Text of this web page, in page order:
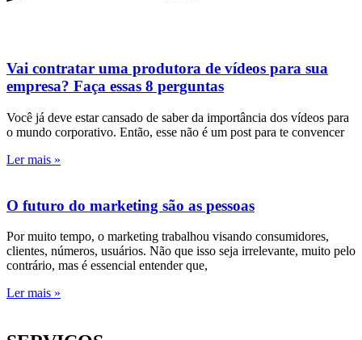
Vai contratar uma produtora de vídeos para sua
empresa? Faça essas 8 perguntas
Você já deve estar cansado de saber da importância dos vídeos para
o mundo corporativo. Então, esse não é um post para te convencer
Ler mais »
O futuro do marketing são as pessoas
Por muito tempo, o marketing trabalhou visando consumidores,
clientes, números, usuários. Não que isso seja irrelevante, muito pelo
contrário, mas é essencial entender que,
Ler mais »